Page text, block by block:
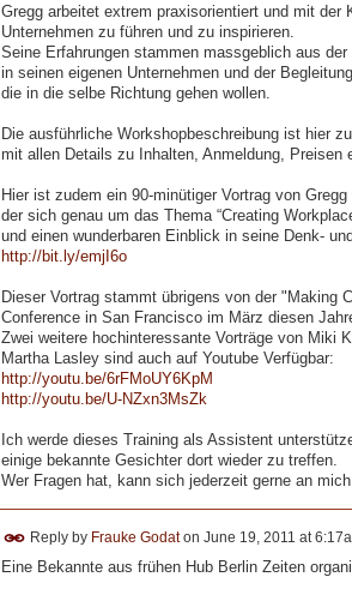
Gregg arbeitet extrem praxisorientiert und mit
Unternehmen zu führen und zu inspirieren.
Seine Erfahrungen stammen massgeblich aus
in seinen eigenen Unternehmen und der
die in die selbe Richtung gehen wollen.
Die ausführliche Workshopbeschreibung ist hier zu
mit allen Details zu Inhalten, Anmeldung, Preisen
Hier ist zudem ein 90-minütiger Vortrag von Gregg
der sich genau um das Thema “Creating
und einen wunderbaren Einblick in seine Denk-
http://bit.ly/emjI6o
Dieser Vortrag stammt übrigens von der "Making
Conference in San Francisco im März diesen
Zwei weitere hochinteressante Vorträge von Miki
Martha Lasley sind auch auf Youtube Verfügbar:
http://youtu.be/6rFMoUY6KpM
http://youtu.be/U-NZxn3MsZk
Ich werde dieses Training als Assistent
einige bekannte Gesichter dort wieder zu treffen.
Wer Fragen hat, kann sich jederzeit gerne an
Reply by Frauke Godaton June 19, 2011 at
Eine Bekannte aus frühen Hub Berlin Zeiten